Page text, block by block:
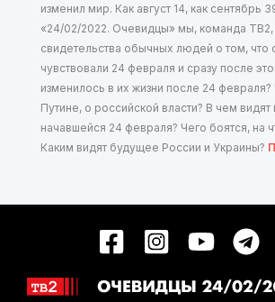
изменил мир. Как август 14, как сентябрь
«24/02/2022. Очевидцы» мы, команда
свидетельства обычных людей о том, что
чувствовали 24 февраля и сразу после
изменилось в их жизни после 24
Путине, о российской власти? В чем
начавшейся 24 февраля? Чего боятся, на
Каким видят будущее России и Украины?